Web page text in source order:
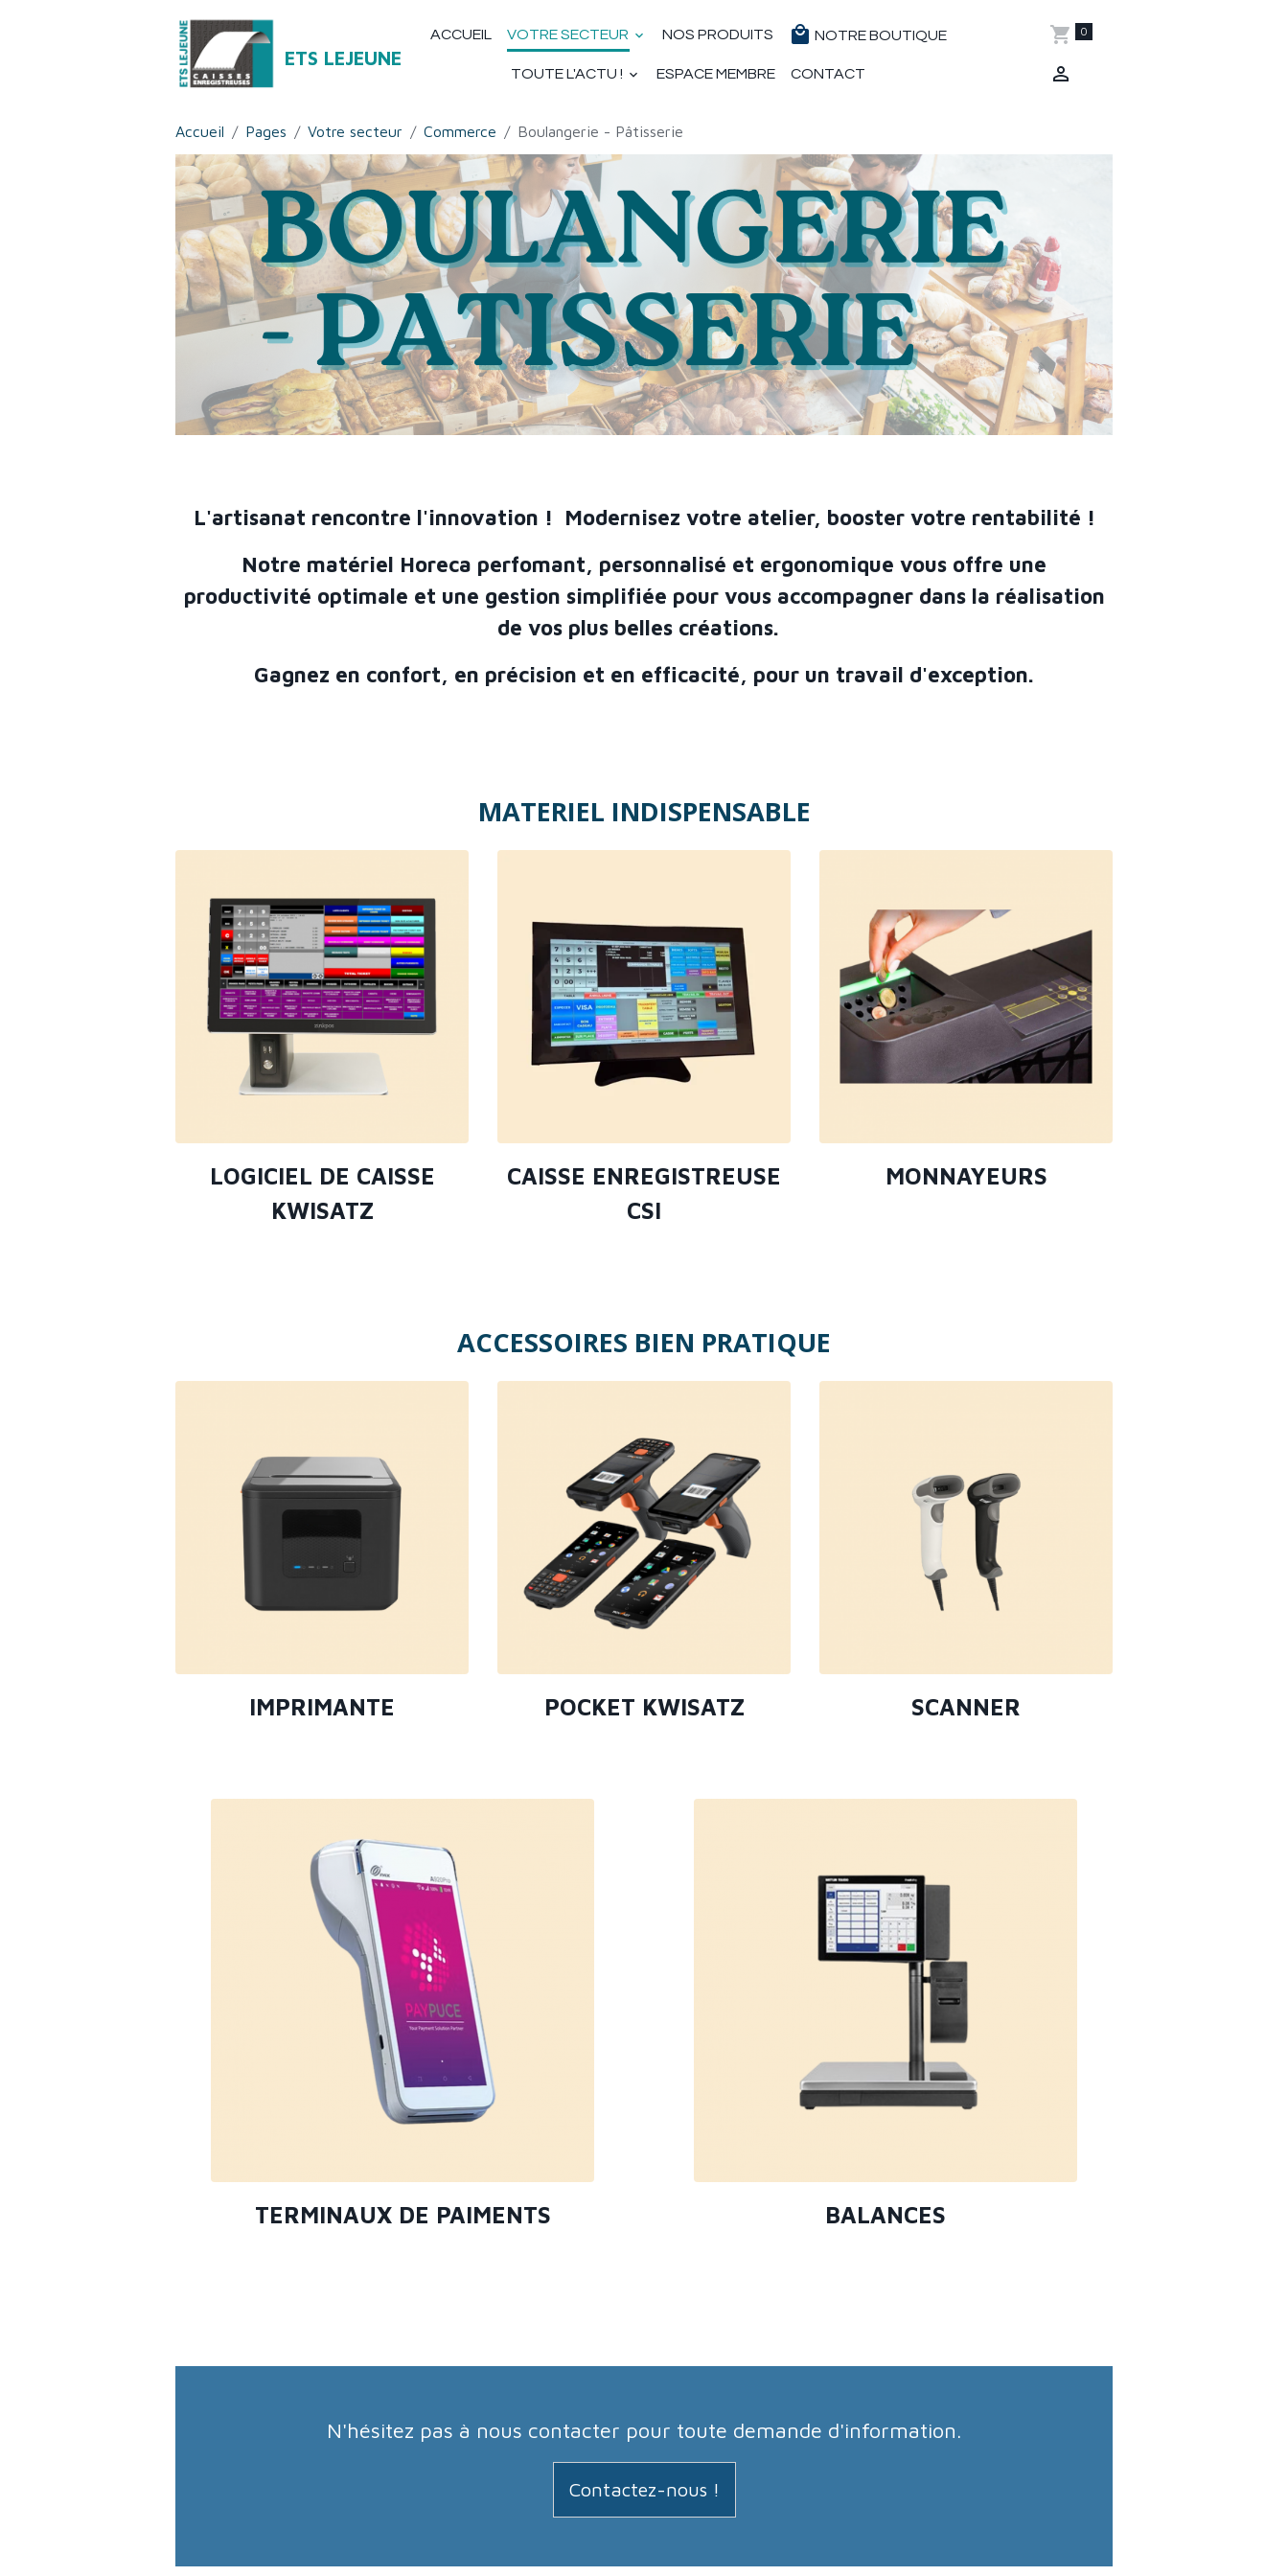
ETS LEJEUNE
ACCUEIL VOTRE SECTEUR NOS PRODUITS NOTRE BOUTIQUE
TOUTE L'ACTU ! ESPACE MEMBRE CONTACT
0
Accueil Pages Votre secteur Commerce Boulangerie - Pâtisserie
L'artisanat rencontre l'innovation ! Modernisez votre atelier, booster votre rentabilité !
Notre matériel Horeca perfomant, personnalisé et ergonomique vous offre une
productivité optimale et une gestion simplifiée pour vous accompagner dans la réalisation
de vos plus belles créations.
Gagnez en confort, en précision et en efficacité, pour un travail d'exception.
MATERIEL INDISPENSABLE
LOGICIEL DE CAISSE
KWISATZ
CAISSE ENREGISTREUSE
CSI
MONNAYEURS
ACCESSOIRES BIEN PRATIQUE
IMPRIMANTE POCKET KWISATZ SCANNER
TERMINAUX DE PAIMENTS BALANCES
N'hésitez pas à nous contacter pour toute demande d'information.
Contactez-nous !